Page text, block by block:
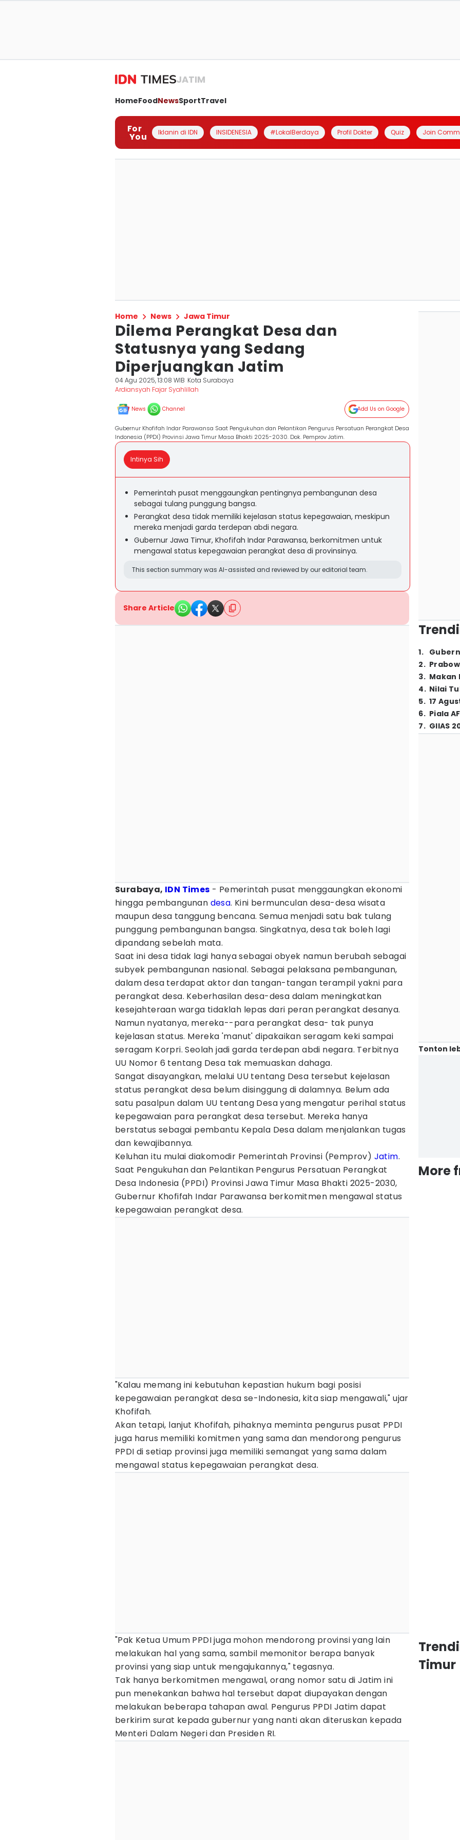
JATIM
HomeFoodNewsSportTravel
For
You Iklanin di IDN INSIDENESIA #LokalBerdaya Profil Dokter Quiz Join
Home News Jawa Timur
Dilema Perangkat Desa dan
Statusnya yang Sedang
Diperjuangkan Jatim
04 Agu 2025, 13:08 WIB Kota Surabaya
Ardiansyah Fajar Syahlillah
News Channel Add Us on Google
Gubernur Khofifah Indar Parawansa Saat Pengukuhan dan Pelantikan Pengurus Persatuan Perangkat Desa
Indonesia (PPDI) Provinsi Jawa Timur Masa Bhakti 2025-2030. Dok. Pemprov Jatim.
Intinya Sih
Pemerintah pusat menggaungkan pentingnya pembangunan desa
sebagai tulang punggung bangsa.
Perangkat desa tidak memiliki kejelasan status kepegawaian, meskipun
mereka menjadi garda terdepan abdi negara.
Gubernur Jawa Timur, Khofifah Indar Parawansa, berkomitmen untuk
mengawal status kepegawaian perangkat desa di provinsinya.
This section summary was AI-assisted and reviewed by our editorial team.
Share Article
Surabaya, IDN Times - Pemerintah pusat menggaungkan ekonomi
hingga pembangunan desa. Kini bermunculan desa-desa wisata
maupun desa tanggung bencana. Semua menjadi satu bak tulang
punggung pembangunan bangsa. Singkatnya, desa tak boleh lagi
dipandang sebelah mata.
Saat ini desa tidak lagi hanya sebagai obyek namun berubah sebagai
subyek pembangunan nasional. Sebagai pelaksana pembangunan,
dalam desa terdapat aktor dan tangan-tangan terampil yakni para
perangkat desa. Keberhasilan desa-desa dalam meningkatkan
kesejahteraan warga tidaklah lepas dari peran perangkat desanya.
Namun nyatanya, mereka--para perangkat desa- tak punya
kejelasan status. Mereka 'manut' dipakaikan seragam keki sampai
seragam Korpri. Seolah jadi garda terdepan abdi negara. Terbitnya
UU Nomor 6 tentang Desa tak memuaskan dahaga.
Sangat disayangkan, melalui UU tentang Desa tersebut kejelasan
status perangkat desa belum disinggung di dalamnya. Belum ada
satu pasalpun dalam UU tentang Desa yang mengatur perihal status
kepegawaian para perangkat desa tersebut. Mereka hanya
berstatus sebagai pembantu Kepala Desa dalam menjalankan tugas
dan kewajibannya.
Keluhan itu mulai diakomodir Pemerintah Provinsi (Pemprov) Jatim.
Saat Pengukuhan dan Pelantikan Pengurus Persatuan Perangkat
Desa Indonesia (PPDI) Provinsi Jawa Timur Masa Bhakti 2025-2030,
Gubernur Khofifah Indar Parawansa berkomitmen mengawal status
kepegawaian perangkat desa.
"Kalau memang ini kebutuhan kepastian hukum bagi posisi
kepegawaian perangkat desa se-Indonesia, kita siap mengawali," ujar
Khofifah.
Akan tetapi, lanjut Khofifah, pihaknya meminta pengurus pusat PPDI
juga harus memiliki komitmen yang sama dan mendorong pengurus
PPDI di setiap provinsi juga memiliki semangat yang sama dalam
mengawal status kepegawaian perangkat desa.
"Pak Ketua Umum PPDI juga mohon mendorong provinsi yang lain
melakukan hal yang sama, sambil memonitor berapa banyak
provinsi yang siap untuk mengajukannya," tegasnya.
Tak hanya berkomitmen mengawal, orang nomor satu di Jatim ini
pun menekankan bahwa hal tersebut dapat diupayakan dengan
melakukan beberapa tahapan awal. Pengurus PPDI Jatim dapat
berkirim surat kepada gubernur yang nanti akan diteruskan kepada
Menteri Dalam Negeri dan Presiden RI.
1.
2.
3. Makan
4. Nilai
5. 17
6. Piala
7. GIIAS
Tonton
More
Timur